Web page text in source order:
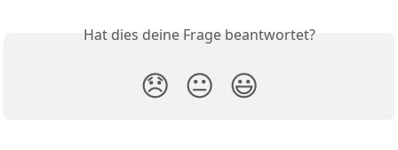
Hat dies deine Frage beantwortet?
😞 😐 😃